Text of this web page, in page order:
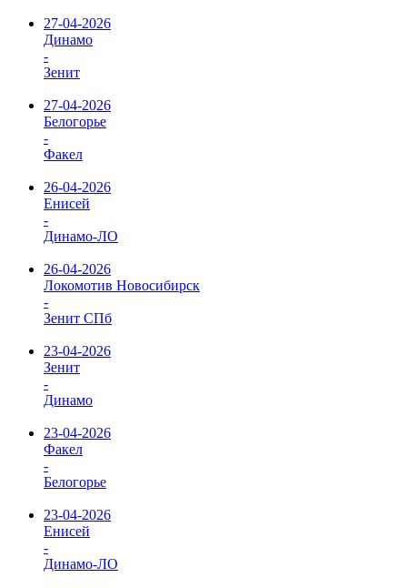
27-04-2026
Динамо
-
Зенит
27-04-2026
Белогорье
-
Факел
26-04-2026
Енисей
-
Динамо-ЛО
26-04-2026
Локомотив Новосибирск
-
Зенит СПб
23-04-2026
Зенит
-
Динамо
23-04-2026
Факел
-
Белогорье
23-04-2026
Енисей
-
Динамо-ЛО